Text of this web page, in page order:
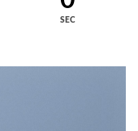
SEC